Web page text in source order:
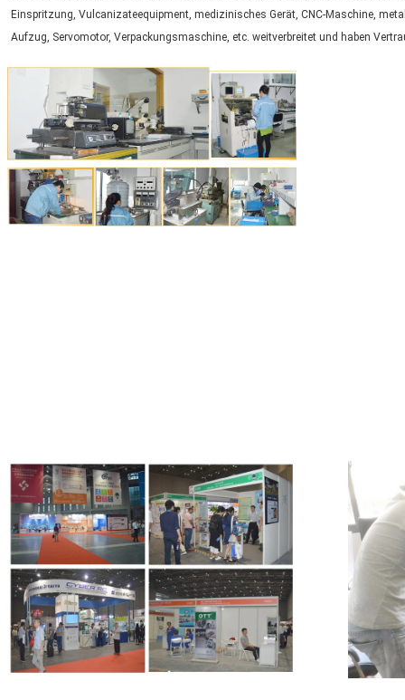
Einspritzung, Vulcanizateequipment, medizinisches Gerät, CNC-Maschine,
Aufzug, Servomotor, Verpackungsmaschine, etc. weitverbreitet und haben